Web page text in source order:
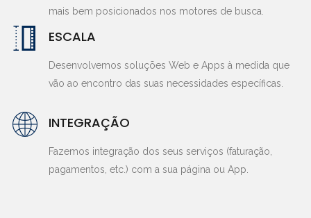
mais bem posicionados nos motores de busca.
ESCALA
Desenvolvemos soluções Web e Apps à medida que
vão ao encontro das suas necessidades específicas.
INTEGRAÇÃO
Fazemos integração dos seus serviços (faturação,
pagamentos, etc.) com a sua página ou App.